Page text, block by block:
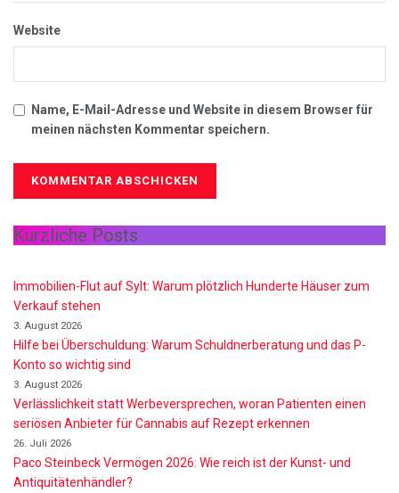
Website
Name, E-Mail-Adresse und Website in diesem Browser für
meinen nächsten Kommentar speichern.
Kürzliche Posts
Immobilien-Flut auf Sylt: Warum plötzlich Hunderte Häuser zum
Verkauf stehen
3. August 2026
Hilfe bei Überschuldung: Warum Schuldnerberatung und das P-
Konto so wichtig sind
3. August 2026
Verlässlichkeit statt Werbeversprechen, woran Patienten einen
seriösen Anbieter für Cannabis auf Rezept erkennen
26. Juli 2026
Paco Steinbeck Vermögen 2026: Wie reich ist der Kunst- und
Antiquitätenhändler?